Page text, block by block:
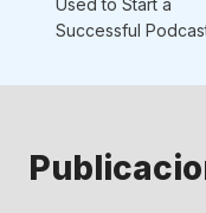
Successful